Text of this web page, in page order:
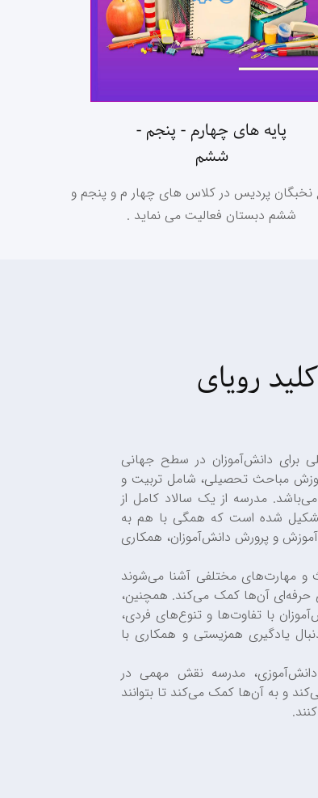
پایه های چهارم - پنجم -
ششم
پردیس در کلاس های چهار م و پنجم و
ششم دبستان فعالیت می نماید .
رویای
برای دانش‌آموزان در سطح جهانی
مباحث تحصیلی، شامل تربیت و
مدرسه از یک سالاد کامل از
تشکیل شده است که همگی با هم به
و پرورش دانش‌آموزان، همکاری
و مهارت‌های مختلفی آشنا می‌شوند
حرفه‌ای آن‌ها کمک می‌کند. همچنین،
با تفاوت‌ها و تنوع‌های فردی،
یادگیری همزیستی و همکاری با
مدرسه نقش مهمی در
و به آن‌ها کمک می‌کند تا بتوانند